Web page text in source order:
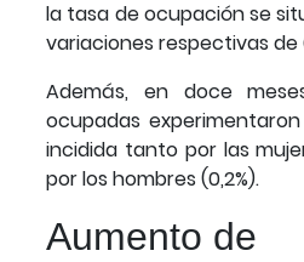
la tasa de ocupación se
variaciones respectivas de
Además, en doce
ocupadas experimentaron
incidida tanto por las
por los hombres (0,2%).
Aumento de